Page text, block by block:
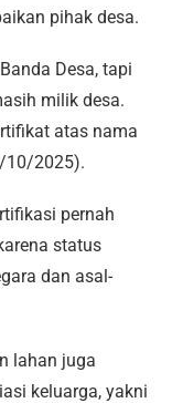
pihak desa.
Desa, tapi
milik desa.
atas nama
10/2025).
pernah
status
dan asal-
lahan juga
keluarga, yakni